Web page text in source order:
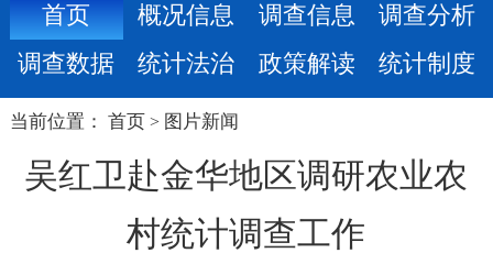
首页 概况信息 调查信息
调查分析
调查数据
统计法治 政策解读 统计制度
当前位置： 首页 > 图片新闻
吴红卫赴金华地区调研农业农
村统计调查工作